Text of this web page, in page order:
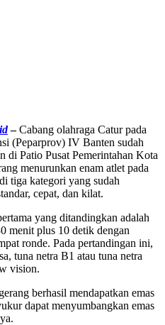
–Cabang olahraga Catur pada
(Peparprov) IV Banten sudah
di Patio Pusat Pemerintahan Kota
menurunkan enam atlet pada
tiga kategori yang sudah
cepat, dan kilat.
yang ditandingkan adalah
menit plus 10 detik dengan
ronde. Pada pertandingan ini,
tuna netra B1 atau tuna netra
vision.
berhasil mendapatkan emas
dapat menyumbangkan emas